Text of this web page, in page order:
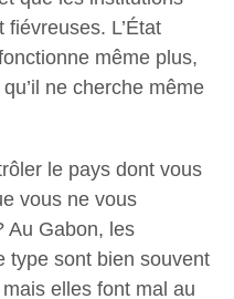
L’État
même plus,
ne cherche même
le pays dont vous
vous ne vous
Au Gabon, les
type sont bien souvent
elles font mal au